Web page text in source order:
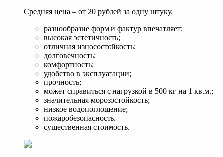
Средняя цена – от 20 рублей за одну штуку.
разнообразие форм и фактур впечатляет;
высокая эстетичность;
отличная износостойкость;
долговечность;
комфортность;
удобство в эксплуатации;
прочность;
может справиться с нагрузкой в 500 кг на 1 кв.м.;
значительная морозостойкость;
низкое водопоглощение;
пожаробезопасность.
существенная стоимость.